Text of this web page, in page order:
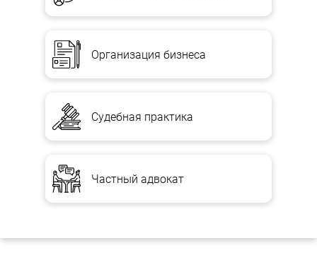
Организация бизнеса
Судебная практика
Частный адвокат